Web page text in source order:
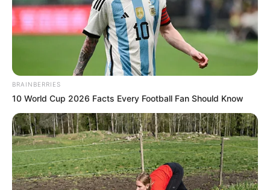
BRAINBERRIES
10 World Cup 2026 Facts Every Football Fan Should Know